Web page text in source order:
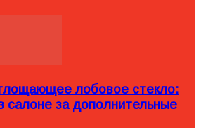
лобовое стекло:
салоне за дополнительные